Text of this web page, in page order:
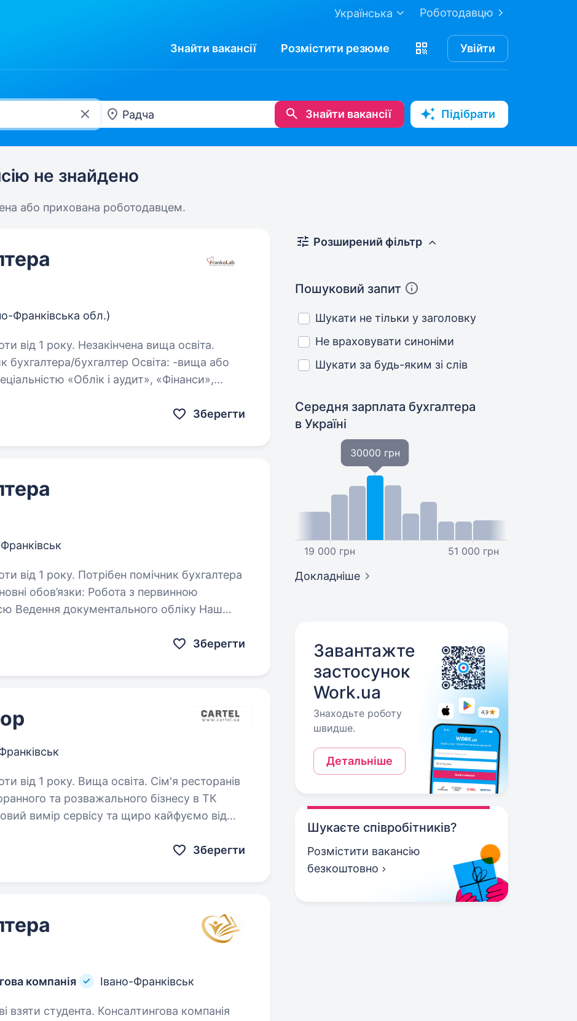
Роботодавцю
Українська
Знайти вакансії Розмістити резюме Увійти
Знайти вакансії Підібрати
не знайдено
або прихована роботодавцем.
Франківська обл.)
від 1 року. Незакінчена вища освіта.
бухгалтера/бухгалтер Освіта: -вища або
«Облік і аудит», «Фінанси»,
Зберегти
помічник бухгалтера
Робота з первинною
Наш
Зберегти
Вища освіта. Сім'я ресторанів
та розважального бізнесу в ТК
вимір сервісу та щиро кайфуємо від
Зберегти
компанія
Івано-Франківськ
Консалтингова компанія
Розширений фільтр
Пошуковий запит
Шукати не тільки у заголовку
Не враховувати синоніми
Шукати за будь-яким зі слів
Середня зарплата бухгалтера
в Україні
19 000 грн
30000 грн
51 000 грн
Докладніше
Завантажте
застосунок
Work.ua
Знаходьте роботу
швидше.
Детальніше
Шукаєте співробітників?
Розмістити вакансію
безкоштовно